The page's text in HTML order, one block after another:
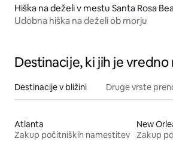
Hiška na deželi v mestu Santa Rosa
Udobna hiška na deželi ob morju
Destinacije, ki jih je vredno
Destinacije v bližini Druge vrste
Atlanta
Zakup počitniških namestitev
New
Zakup